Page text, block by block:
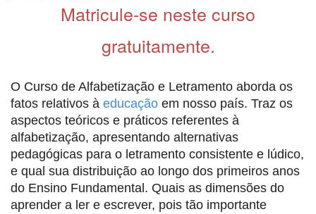
Matricule-se neste curso
gratuitamente.
O Curso de Alfabetização e Letramento aborda os
fatos relativos à educação em nosso país. Traz os
aspectos teóricos e práticos referentes à
alfabetização, apresentando alternativas
pedagógicas para o letramento consistente e lúdico,
e qual sua distribuição ao longo dos primeiros anos
do Ensino Fundamental. Quais as dimensões do
aprender a ler e escrever, pois tão importante